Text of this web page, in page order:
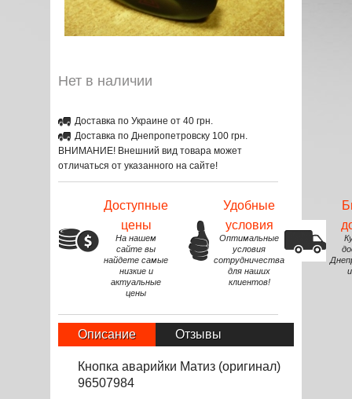
Нет в наличии
Доставка по Украине от 40 грн.
Доставка по Днепропетровску 100 грн.
ВНИМАНИЕ! Внешний вид товара может
отличаться от указанного на сайте!
Доступные
цены
На нашем
сайте вы
найдете самые
низкие и
актуальные
цены
Удобные
условия
Оптимальные
условия
сотрудничества
для наших
клиентов!
Описание Отзывы
Кнопка аварийки Матиз (оригинал)
96507984